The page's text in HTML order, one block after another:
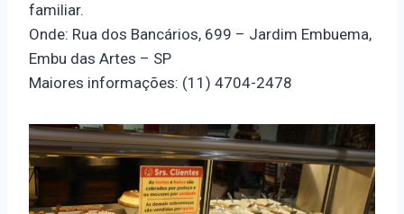
familiar.
Onde: Rua dos Bancários, 699 – Jardim Embuema,
Embu das Artes – SP
Maiores informações: (11) 4704-2478